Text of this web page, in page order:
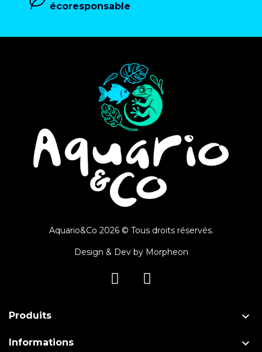
écoresponsable
Aquario&Co 2026 © Tous droits réservés.
Design & Dev by Morpheon
Produits 
Informations 